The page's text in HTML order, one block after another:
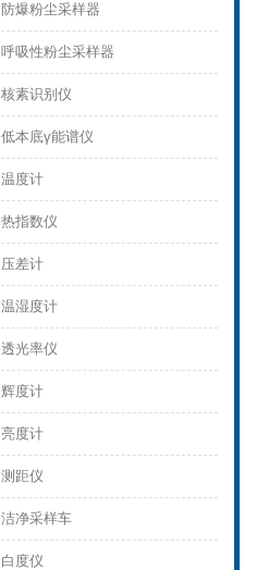
防爆粉尘采样器
呼吸性粉尘采样器
核素识别仪
低本底γ能谱仪
温度计
热指数仪
压差计
温湿度计
透光率仪
辉度计
亮度计
测距仪
洁净采样车
白度仪